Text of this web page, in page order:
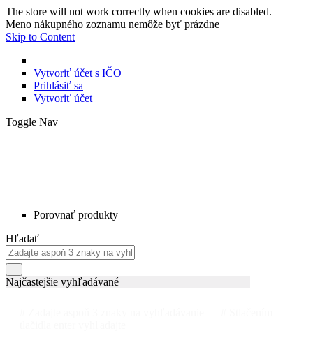
The store will not work correctly when cookies are disabled.
Meno nákupného zoznamu nemôže byť prázdne
Skip to Content
Vytvoriť účet s IČO
Prihlásiť sa
Vytvoriť účet
Toggle Nav
Porovnať produkty
Hľadať
Najčastejšie vyhľadávané